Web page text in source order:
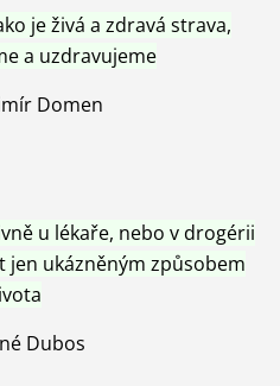
je živá a zdravá strava,
a uzdravujeme
Domen
u lékaře, nebo v drogérii
jen ukázněným způsobem
Dubos